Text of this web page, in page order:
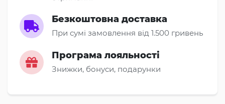
Безкоштовна доставка
При сумі замовлення від 1.500 гривень
Програма лояльності
Знижки, бонуси, подарунки